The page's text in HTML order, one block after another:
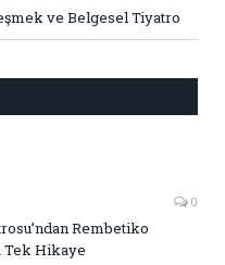
ve Belgesel Tiyatro
0
Rembetiko
Tek Hikaye